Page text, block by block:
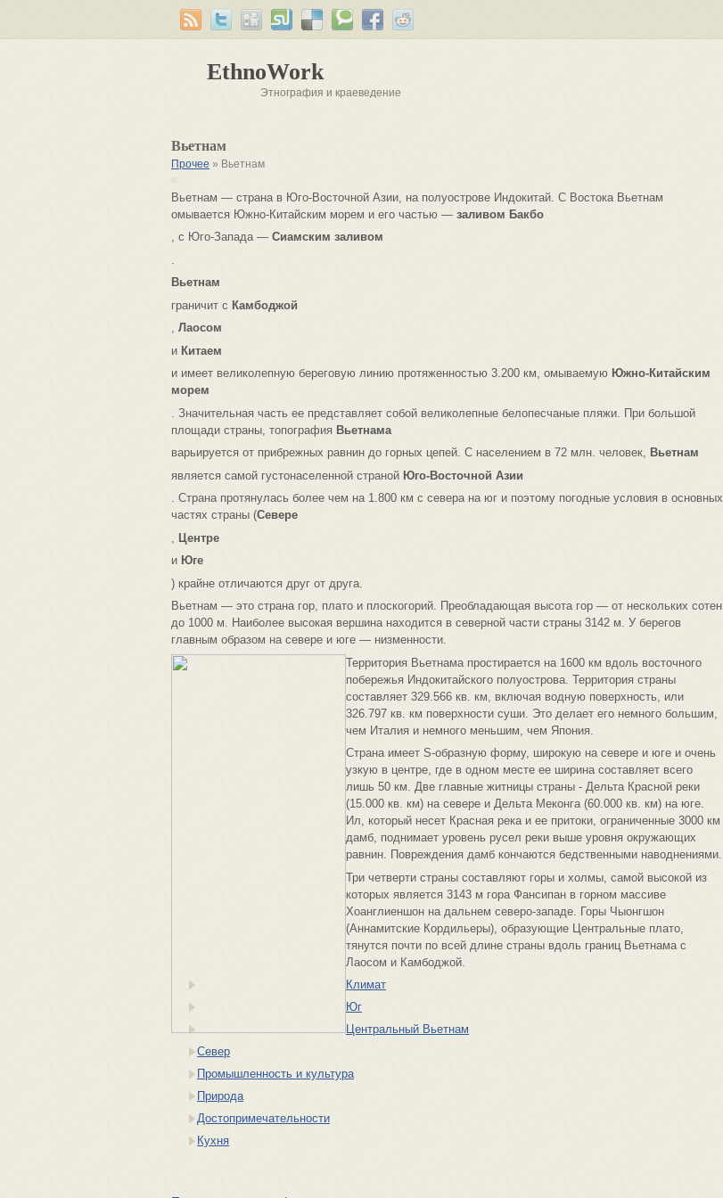
EthnoWork
Этнография и краеведение
Вьетнам
Прочее » Вьетнам
Вьетнам — страна в Юго-Восточной Азии, на полуострове Индокитай. С Востока Вьетнам
омывается Южно-Китайским морем и его частью — заливом Бакбо
, с Юго-Запада — Сиамским заливом
Вьетнам
граничит с Камбоджой
, Лаосом
и Китаем
и имеет великолепную береговую линию протяженностью 3.200 км, омываемую Южно-Китайским
морем
. Значительная часть ее представляет собой великолепные белопесчаные пляжи. При большой
площади страны, топография Вьетнама
варьируется от прибрежных равнин до горных цепей. С населением в 72 млн. человек, Вьетнам
является самой густонаселенной страной Юго-Восточной Азии
. Страна протянулась более чем на 1.800 км с севера на юг и поэтому погодные условия в основных
частях страны (Севере
Центре
и Юге
) крайне отличаются друг от друга.
Вьетнам — это страна гор, плато и плоскогорий. Преобладающая высота гор — от нескольких сотен
до 1000 м. Наиболее высокая вершина находится в северной части страны 3142 м. У берегов
главным образом на севере и юге — низменности.
Территория Вьетнама простирается на 1600 км вдоль восточного
побережья Индокитайского полуострова. Территория страны
составляет 329.566 кв. км, включая водную поверхность, или
326.797 кв. км поверхности суши. Это делает его немного большим,
чем Италия и немного меньшим, чем Япония.
Страна имеет S-образную форму, широкую на севере и юге и очень
узкую в центре, где в одном месте ее ширина составляет всего
лишь 50 км. Две главные житницы страны - Дельта Красной реки
(15.000 кв. км) на севере и Дельта Меконга (60.000 кв. км) на юге.
Ил, который несет Красная река и ее притоки, ограниченные 3000 км
дамб, поднимает уровень русел реки выше уровня окружающих
равнин. Повреждения дамб кончаются бедственными наводнениями.
Три четверти страны составляют горы и холмы, самой высокой из
которых является 3143 м гора Фансипан в горном массиве
Хоанглиеншон на дальнем северо-западе. Горы Чыонгшон
(Аннамитские Кордильеры), образующие Центральные плато,
тянутся почти по всей длине страны вдоль границ Вьетнама с
Лаосом и Камбоджой.
Климат
Юг
Центральный Вьетнам
Север
Промышленность и культура
Природа
Достопримечательности
Кухня